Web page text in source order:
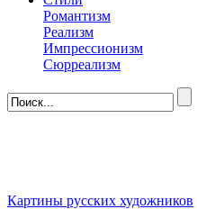
Романтизм
Реализм
Импрессионизм
Сюрреализм
Картины русских художников